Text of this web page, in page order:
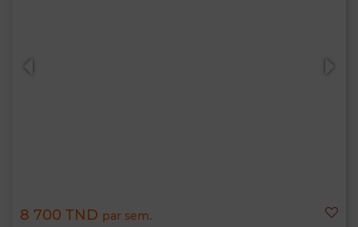
8 700 TND par sem.